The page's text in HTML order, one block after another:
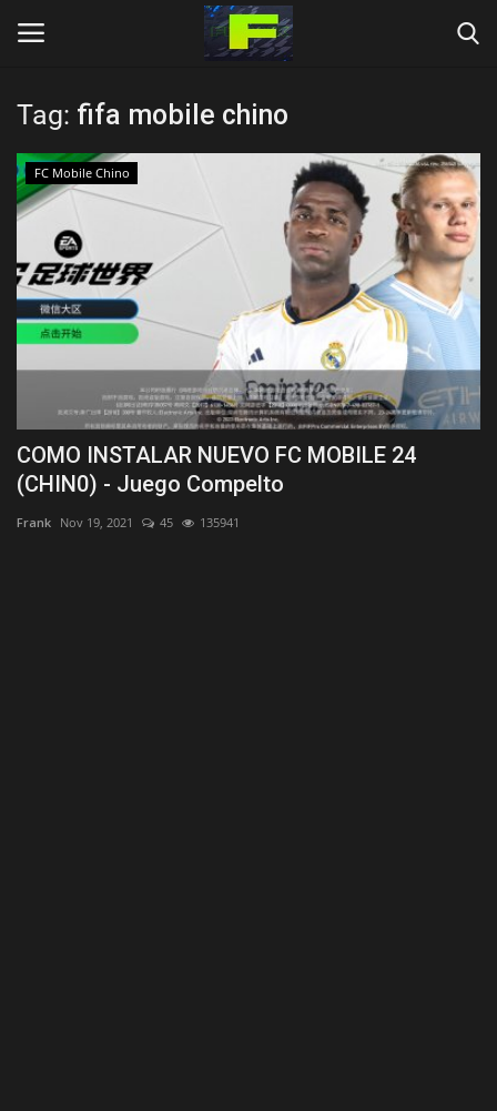
Login Register
Inicio
DESCARGAS
OTROS
Language
Español Inglés
Tag: fifa mobile chino
FC Mobile Chino
COMO INSTALAR NUEVO FC MOBILE 24
(CHIN0) - Juego Compelto
Frank Nov 19, 2021 45 135941